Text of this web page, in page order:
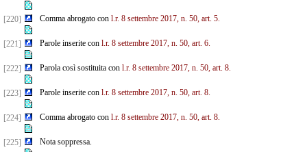
[220] Comma abrogato con l.r. 8 settembre 2017, n. 50, art. 5.
[221] Parole inserite con l.r. 8 settembre 2017, n. 50, art. 6.
[222] Parola così sostituita con l.r. 8 settembre 2017, n. 50, art. 8.
[223] Parole inserite con l.r. 8 settembre 2017, n. 50, art. 8.
[224] Comma abrogato con l.r. 8 settembre 2017, n. 50, art. 8.
[225] Nota soppressa.